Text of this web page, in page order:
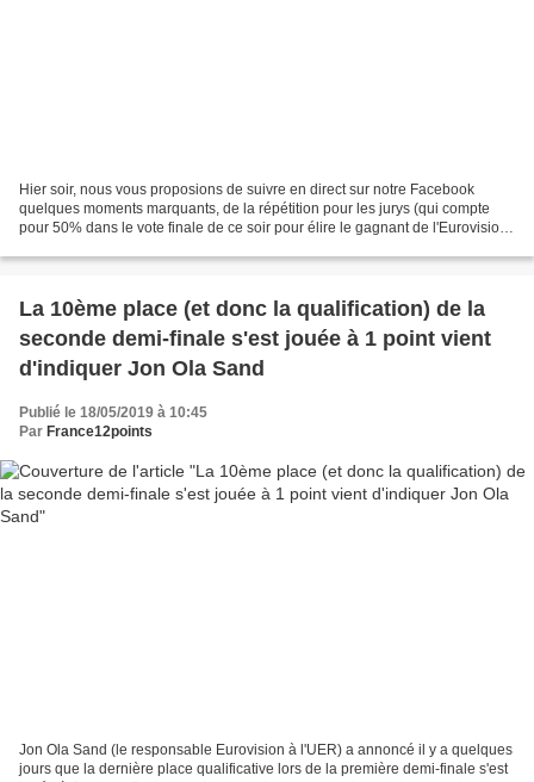
Hier soir, nous vous proposions de suivre en direct sur notre Facebook
quelques moments marquants, de la répétition pour les jurys (qui compte
pour 50% dans le vote finale de ce soir pour élire le gagnant de l'Eurovision
La 10ème place (et donc la qualification) de la
seconde demi-finale s'est jouée à 1 point vient
d'indiquer Jon Ola Sand
Publié le 18/05/2019 à 10:45
Par France12points
Jon Ola Sand (le responsable Eurovision à l'UER) a annoncé il y a quelques
jours que la dernière place qualificative lors de la première demi-finale s'est